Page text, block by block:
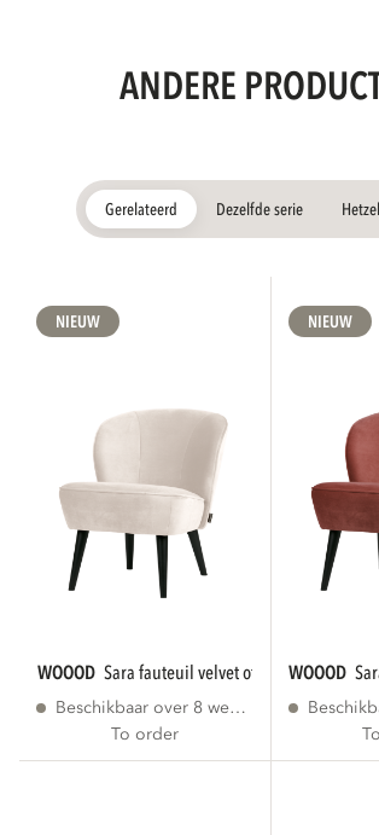
ANDERE
Gerelateerd Dezelfde serie
NIEUW
WOOOD sara fauteuil velvet off white [fsc]
Beschikbaar over 8 weken
To order
NIEUW
WOOOD